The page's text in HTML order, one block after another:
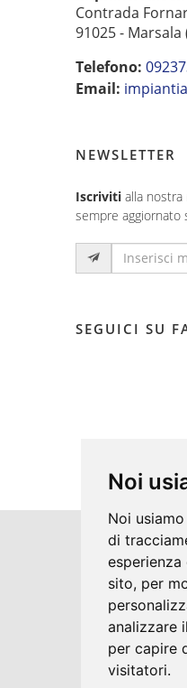
Noi
Noi
di
sito, per
analizzare
per capire
visitatori.
Contrada
91025 - Marsala
Telefono:
Email:
NEWSLETTER
Iscriviti alla
sempre aggiornato
SEGUICI SU
Copyrights ©
Anselmi
Partita
Privacy